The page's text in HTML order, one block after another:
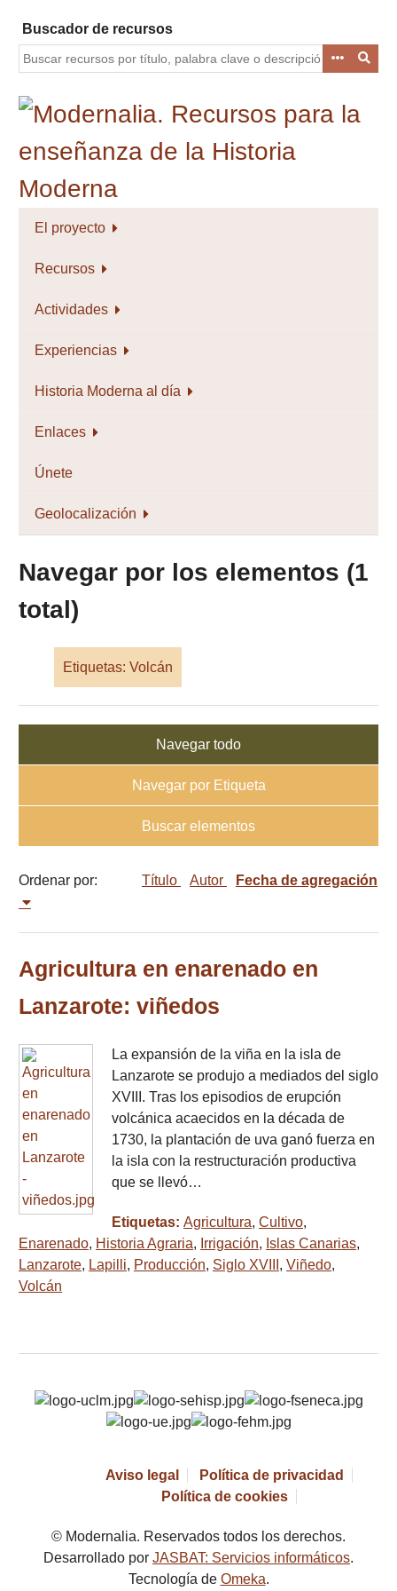
contenido
principal
Buscador de recursos
El proyecto
Recursos
Actividades
Experiencias
Historia Moderna al día
Enlaces
Únete
Geolocalización
Navegar por los elementos (1
total)
Etiquetas: Volcán
Navegar todo
Navegar por Etiqueta
Buscar elementos
Ordenar por: Título Autor Fecha de agregación
Agricultura en enarenado en
Lanzarote: viñedos
La expansión de la viña en la isla de
Lanzarote se produjo a mediados del siglo
XVIII. Tras los episodios de erupción
volcánica acaecidos en la década de
1730, la plantación de uva ganó fuerza en
la isla con la restructuración productiva
que se llevó…
Etiquetas: Agricultura, Cultivo,
Enarenado, Historia Agraria, Irrigación, Islas Canarias,
Lanzarote, Lapilli, Producción, Siglo XVIII , Viñedo,
Volcán
Aviso legal
Política de privacidad
Política de cookies
© Modernalia. Reservados todos los derechos.
Desarrollado por JASBAT: Servicios informáticos.
Tecnología de Omeka.